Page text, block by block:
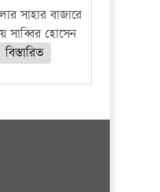
সাহার বাজারে
সাব্বির হোসেন
বিস্তারিত